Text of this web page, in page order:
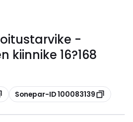
-
kiinnike 16?168
Kopioi
Sonepar-ID 100083139